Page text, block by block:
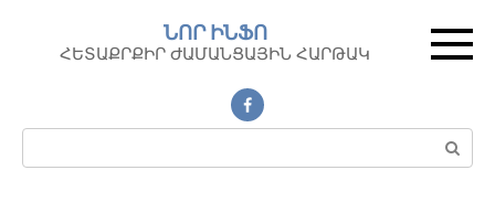
контенту
ՆՈՐ ԻՆՖՈ
ՀԵՏԱՔՐՔԻՐ ԺԱՄԱՆՑԱՅԻՆ ՀԱՐԹԱԿ
Поиск: